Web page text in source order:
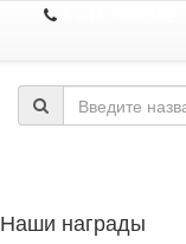
Наши награды